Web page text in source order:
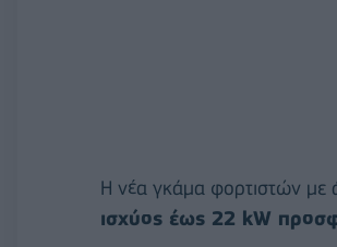
Η νέα γκάμα φορτιστών με
ισχύος έως 22 kW